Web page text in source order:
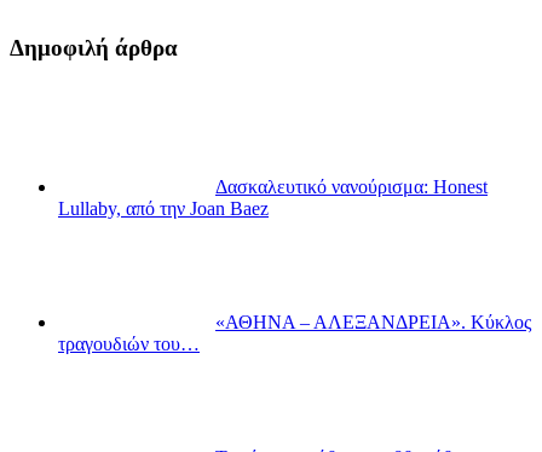
Δημοφιλή άρθρα
Δασκαλευτικό νανούρισμα: Honest
Lullaby, από την Joan Baez
«ΑΘΗΝΑ – ΑΛΕΞΑΝΔΡΕΙΑ». Κύκλος
τραγουδιών του…